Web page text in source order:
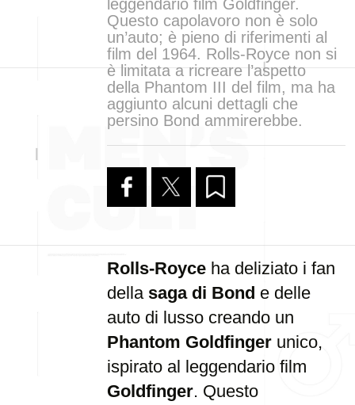
leggendario film Goldfinger.
Questo capolavoro non è solo
un’auto; è pieno di riferimenti al
film del 1964. Rolls-Royce non si
è limitata a ricreare l’aspetto
della Phantom III del film, ma ha
aggiunto alcuni dettagli che
persino Bond ammirerebbe.
Rolls-Royce ha deliziato i fan
della saga di Bond e delle
auto di lusso creando un
Phantom Goldfinger unico,
ispirato al leggendario film
Goldfinger. Questo